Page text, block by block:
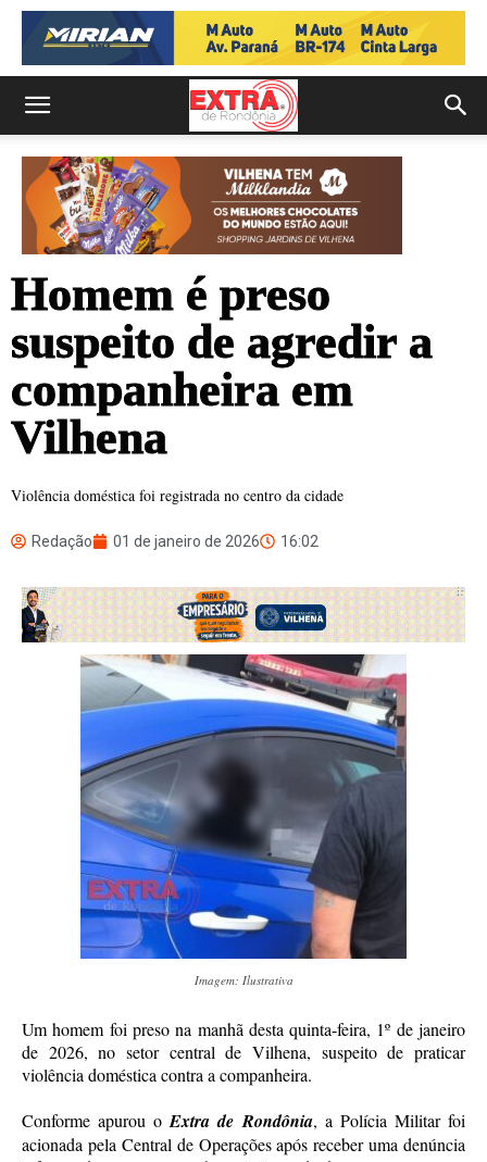
Homem é preso
suspeito de agredir a
companheira em
Vilhena
Violência doméstica foi registrada no centro da cidade
Redação 01 de janeiro de 2026 16:02
Imagem: Ilustrativa
Um homem foi preso na manhã desta quinta-feira, 1º de janeiro
de 2026, no setor central de Vilhena, suspeito de praticar
violência doméstica contra a companheira.
Conforme apurou oExtra de Rondônia, a Polícia Militar foi
acionada pela Central de Operações após receber uma denúncia